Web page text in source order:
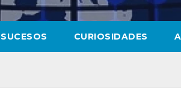
SUCESOS CURIOSIDADES